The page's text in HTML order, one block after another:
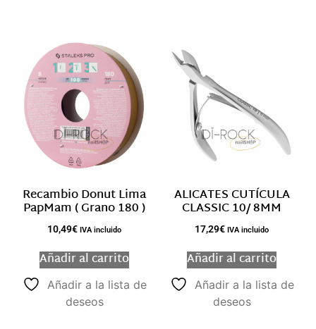
Recambio Donut Lima
PapMam ( Grano 180 )
10,49€ IVA incluido
Añadir al carrito
Añadir a la lista de
deseos
ALICATES CUTÍCULA
CLASSIC 10/ 8MM
17,29€ IVA incluido
Añadir al carrito
Añadir a la lista de
deseos